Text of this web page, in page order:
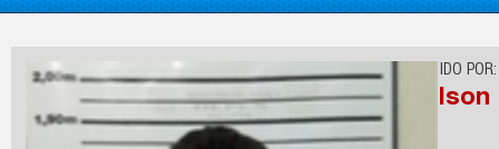
CONHECIDO POR: